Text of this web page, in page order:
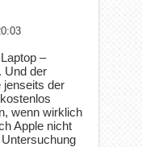
–
Und der
jenseits der
wenn wirklich
Apple nicht